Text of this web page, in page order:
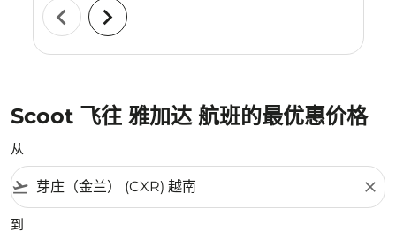
chevron_left chevron_right
Scoot 飞往 雅加达 航班的最优惠价格
从
flight_takeoff close
到